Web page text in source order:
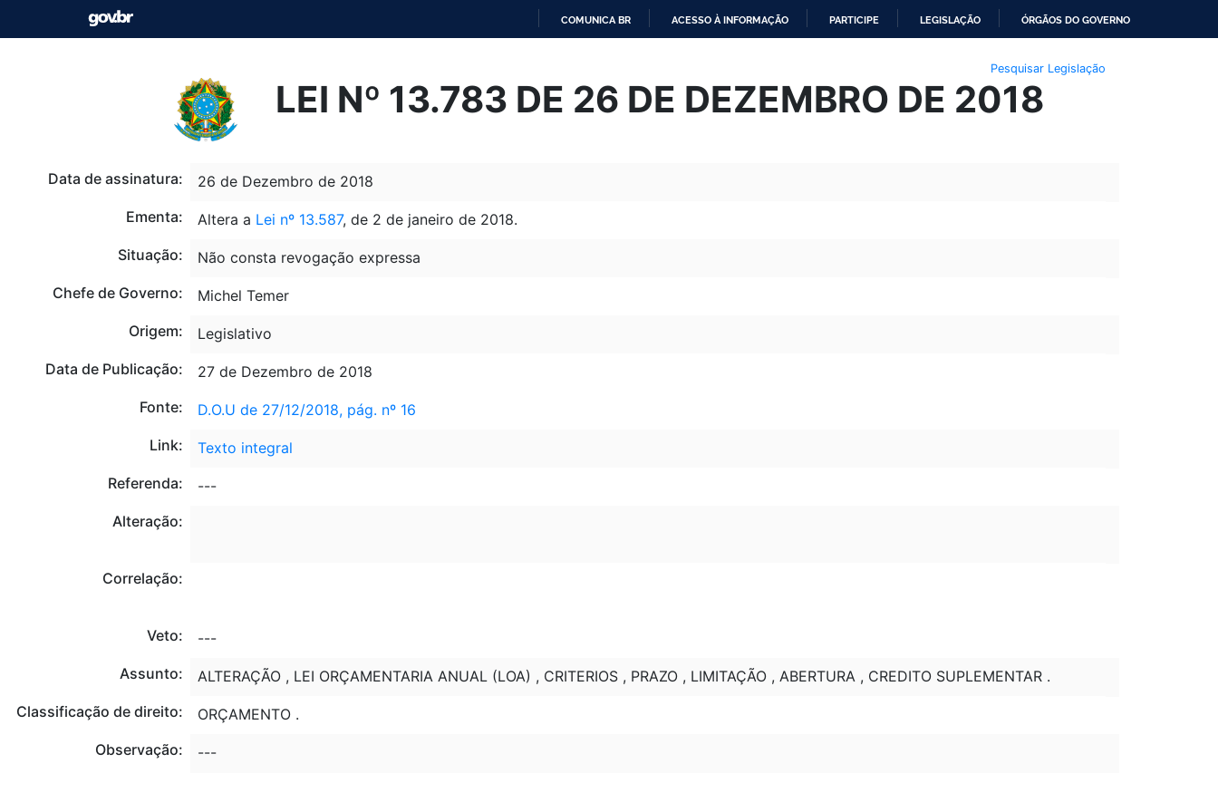
O
CONTEÚDO
COMUNICA BR ACESSO À INFORMAÇÃO PARTICIPE LEGISLAÇÃO ÓRGÃOS DO GOVERNO
Pesquisar Legislação
LEI Nº 13.783 DE 26 DE DEZEMBRO DE 2018
Data de assinatura:
26 de Dezembro de 2018
Ementa:
Altera a Lei nº 13.587, de 2 de janeiro de 2018.
Situação:
Não consta revogação expressa
Chefe de Governo:
Michel Temer
Origem:
Legislativo
Data de Publicação:
27 de Dezembro de 2018
Fonte:
D.O.U de 27/12/2018, pág. nº 16
Link:
Texto integral
Referenda:
---
Alteração:
Correlação:
Veto:
---
Assunto:
ALTERAÇÃO , LEI ORÇAMENTARIA ANUAL (LOA) , CRITERIOS , PRAZO , LIMITAÇÃO , ABERTURA , CREDITO SUPLEMENTAR .
Classificação de direito:
ORÇAMENTO .
Observação:
---